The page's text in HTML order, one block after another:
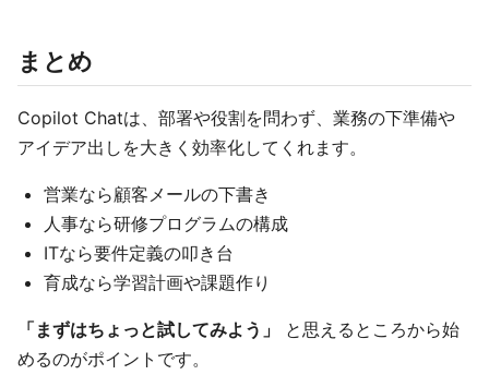
まとめ
Copilot Chatは、部署や役割を問わず、業務の下準備や
アイデア出しを大きく効率化してくれます。
営業なら顧客メールの下書き
人事なら研修プログラムの構成
ITなら要件定義の叩き台
育成なら学習計画や課題作り
「まずはちょっと試してみよう」
と思えるところから始
めるのがポイントです。